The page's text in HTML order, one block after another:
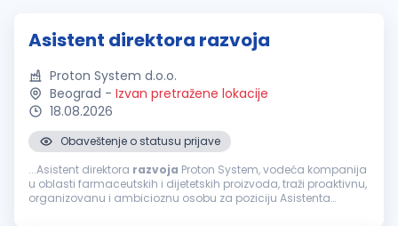
Asistent direktora razvoja
Proton System d.o.o.
Beograd - Izvan pretražene lokacije
18.08.2026
Obaveštenje o statusu prijave
...Asistent direktora razvoja Proton System, vodeća kompanija
u oblasti farmaceutskih i dijetetskih proizvoda, traži proaktivnu,
organizovanu i ambicioznu osobu za poziciju Asistenta